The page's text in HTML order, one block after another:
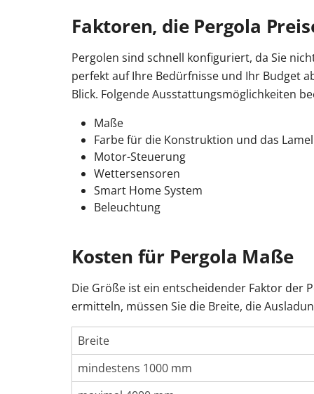
Faktoren, die Pergola
Pergolen sind schnell konfiguriert, da Sie
perfekt auf Ihre Bedürfnisse und Ihr Budget
Blick. Folgende Ausstattungsmöglichkeiten
Maße
Farbe für die Konstruktion und das
Motor-Steuerung
Wettersensoren
Smart Home System
Beleuchtung
Kosten für Pergola Maße
Die Größe ist ein entscheidender Faktor der
ermitteln, müssen Sie die Breite, die
Breite
mindestens 1000 mm